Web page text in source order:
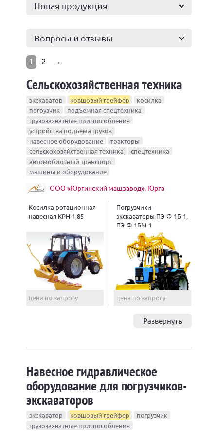
Новая продукция
Вопросы и отзывы
1 2 →
Сельскохозяйственная техника
экскаватор ковшовый грейфер
косилка
погрузчик
подъемная спецтехника
грузозахватные приспособления
устройства подъема грузов
навесное оборудование
тракторы
сельскохозяйственная техника
спецтехника
автомобильный транспорт
машины и оборудование
ООО «Юргинский машзавод», Юрга
Косилка ротационная
навесная КРН-1,85
цена по запросу
Погрузчики–
экскаваторы ПЭ-Ф-1Б-1,
ПЭ-Ф-1БМ-1
цена по запросу
Развернуть
Навесное гидравлическое
оборудование для погрузчиков-
экскаваторов
экскаватор ковшовый грейфер
погрузчик
грузозахватные приспособления